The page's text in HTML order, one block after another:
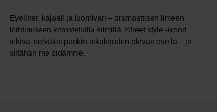
Eyeliner, kajaali ja luomiväri – dramaattisen ilmeen
loihtimiseen korostetuilla silmillä. Street style -ikonit
tekivät selväksi punkin aikakauden olevan ovella – ja
siitähän me pidämme.